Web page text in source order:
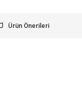
Ürün Önerileri